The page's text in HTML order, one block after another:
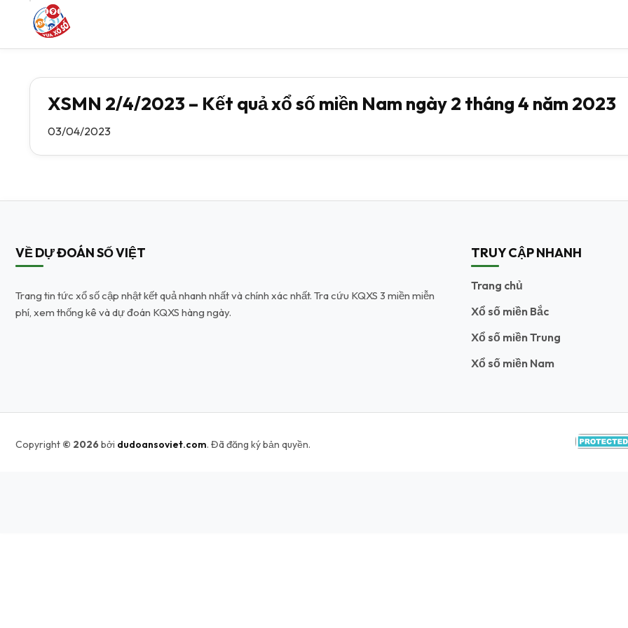
XSMN 2/4/2023 – Kết quả xổ số miền Nam ngày 2 tháng 4 năm 2023
03/04/2023
VỀ DỰ ĐOÁN SỐ VIỆT
Trang tin tức xổ số cập nhật kết quả nhanh nhất và chính xác nhất. Tra cứu KQXS 3 miền miễn
phí, xem thống kê và dự đoán KQXS hàng ngày.
TRUY CẬP NHANH
Trang chủ
Xổ số miền Bắc
Xổ số miền Trung
Xổ số miền Nam
Copyright © 2026bởi dudoansoviet.com. Đã đăng ký bản quyền.